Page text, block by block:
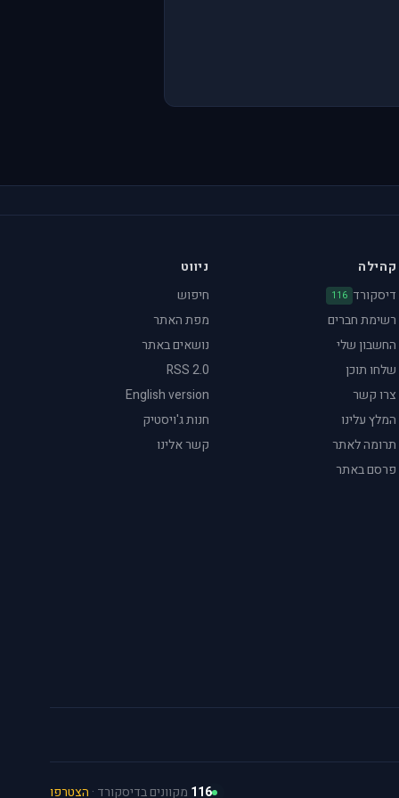
קהילה
דיסקורד 116
רשימת חברים
החשבון שלי
שלחו תוכן
צרו קשר
המלץ עלינו
תרומה לאתר
פרסם באתר
ניווט
חיפוש
מפת האתר
נושאים באתר
RSS 2.0
English version
חנות ג'ויסטיק
קשר אלינו
116 מקוונים בדיסקורד · הצטרפו